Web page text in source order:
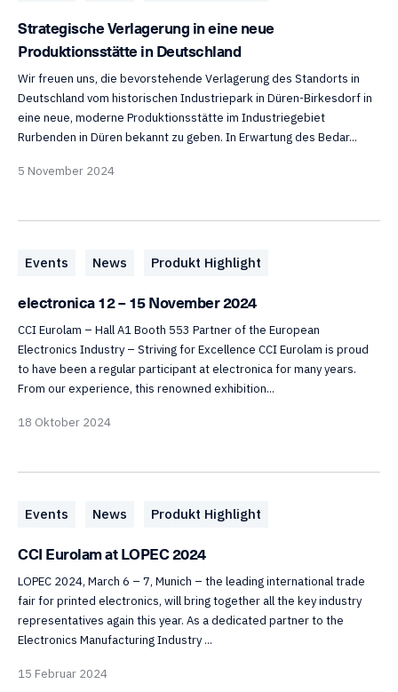
Strategische Verlagerung in eine neue
Produktionsstätte in Deutschland
Wir freuen uns, die bevorstehende Verlagerung des Standorts in
Deutschland vom historischen Industriepark in Düren-Birkesdorf in
eine neue, moderne Produktionsstätte im Industriegebiet
Rurbenden in Düren bekannt zu geben. In Erwartung des Bedar...
5 November 2024
Events News Produkt Highlight
electronica 12 – 15 November 2024
CCI Eurolam – Hall A1 Booth 553 Partner of the European
Electronics Industry – Striving for Excellence CCI Eurolam is proud
to have been a regular participant at electronica for many years.
From our experience, this renowned exhibition...
18 Oktober 2024
Events News Produkt Highlight
CCI Eurolam at LOPEC 2024
LOPEC 2024, March 6 – 7, Munich – the leading international trade
fair for printed electronics, will bring together all the key industry
representatives again this year. As a dedicated partner to the
Electronics Manufacturing Industry ...
15 Februar 2024